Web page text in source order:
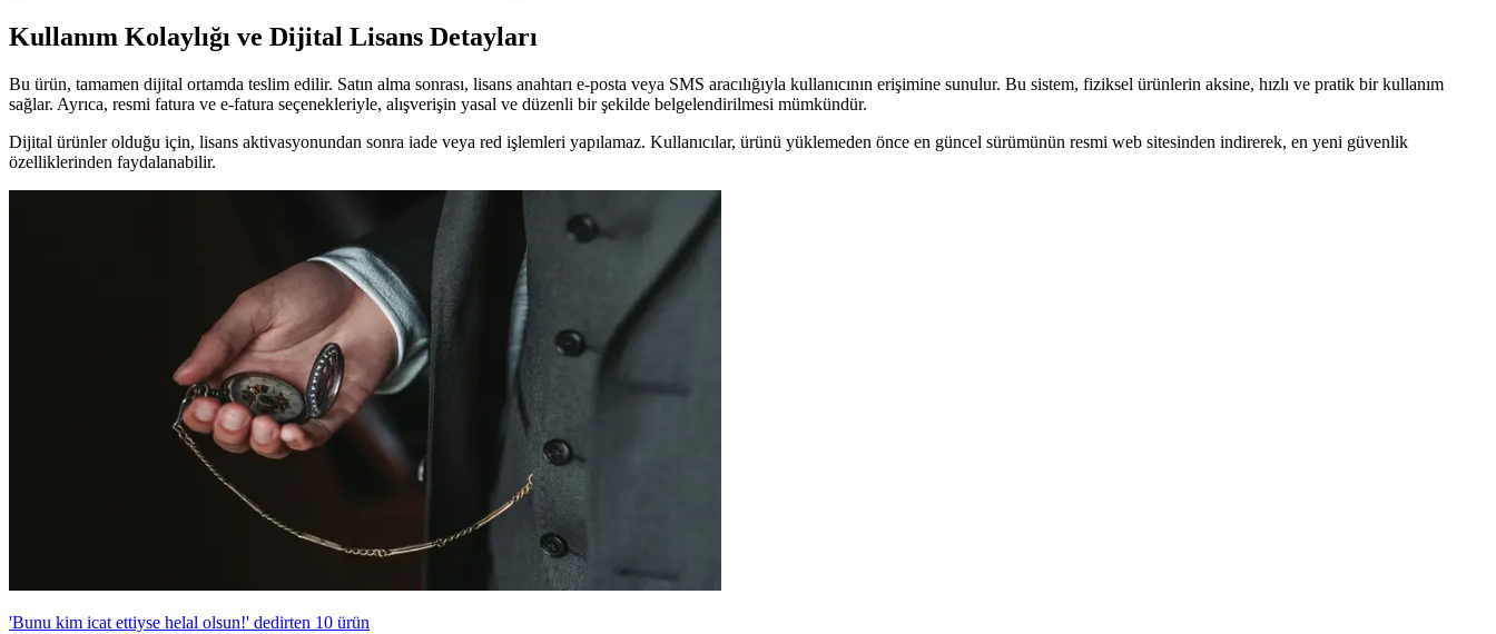
Kullanım Kolaylığı ve Dijital Lisans Detayları
Bu ürün, tamamen dijital ortamda teslim edilir. Satın alma sonrası, lisans anahtarı e-posta veya SMS aracılığıyla kullanıcının erişimine sunulur. Bu sistem, fiziksel ürünlerin aksine, hızlı ve pratik bir kullanım
sağlar. Ayrıca, resmi fatura ve e-fatura seçenekleriyle, alışverişin yasal ve düzenli bir şekilde belgelendirilmesi mümkündür.
Dijital ürünler olduğu için, lisans aktivasyonundan sonra iade veya red işlemleri yapılamaz. Kullanıcılar, ürünü yüklemeden önce en güncel sürümünün resmi web sitesinden indirerek, en yeni güvenlik
özelliklerinden faydalanabilir.
'Bunu kim icat ettiyse helal olsun!' dedirten 10 ürün